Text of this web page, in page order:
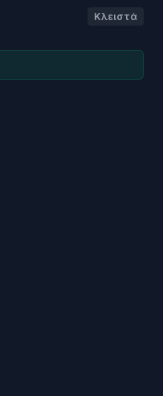
Κλειστά